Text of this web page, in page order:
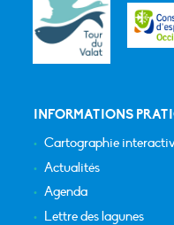
INFORMATIONS
Cartographie
Actualités
Agenda
Lettre des lagunes